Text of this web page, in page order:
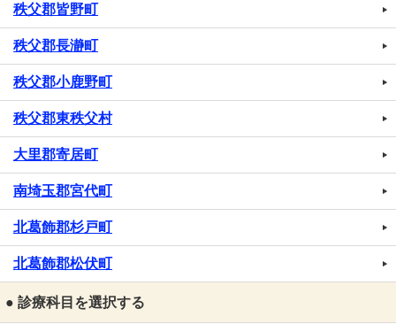
秩父郡皆野町
秩父郡長瀞町
秩父郡小鹿野町
秩父郡東秩父村
大里郡寄居町
南埼玉郡宮代町
北葛飾郡杉戸町
北葛飾郡松伏町
● 診療科目を選択する